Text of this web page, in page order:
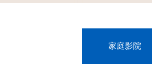
家庭影院